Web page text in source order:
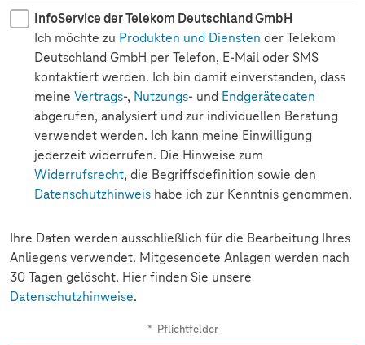
InfoService der Telekom Deutschland GmbH
Ich möchte zu Produkten und Diensten der Telekom
Deutschland GmbH per Telefon, E-Mail oder SMS
kontaktiert werden. Ich bin damit einverstanden, dass
meine Vertrags-, Nutzungs- und Endgerätedaten
abgerufen, analysiert und zur individuellen Beratung
verwendet werden. Ich kann meine Einwilligung
jederzeit widerrufen. Die Hinweise zum
Widerrufsrecht, die Begriffsdefinition sowie den
Datenschutzhinweis habe ich zur Kenntnis genommen.
Ihre Daten werden ausschließlich für die Bearbeitung Ihres
Anliegens verwendet. Mitgesendete Anlagen werden nach
30 Tagen gelöscht. Hier finden Sie unsere
Datenschutzhinweise.
* Pflichtfelder